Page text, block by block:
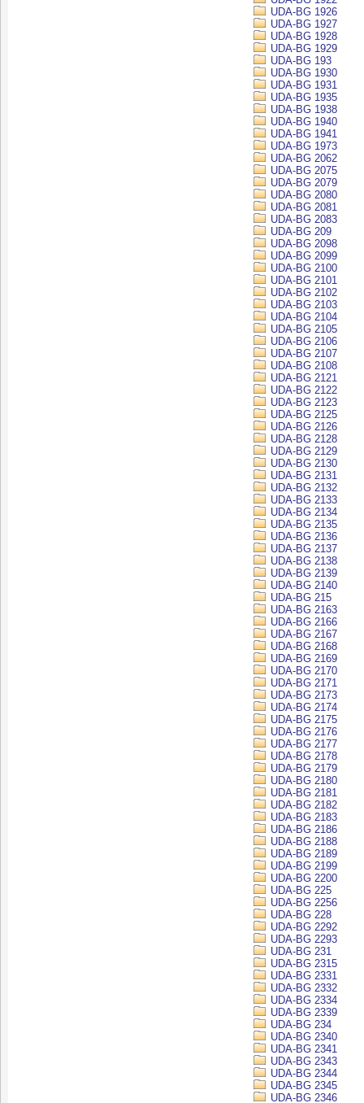
UDA-BG 1926
UDA-BG 1927
UDA-BG 1928
UDA-BG 1929
UDA-BG 193
UDA-BG 1930
UDA-BG 1931
UDA-BG 1935
UDA-BG 1938
UDA-BG 1940
UDA-BG 1941
UDA-BG 1973
UDA-BG 2062
UDA-BG 2075
UDA-BG 2079
UDA-BG 2080
UDA-BG 2081
UDA-BG 2083
UDA-BG 209
UDA-BG 2098
UDA-BG 2099
UDA-BG 2100
UDA-BG 2101
UDA-BG 2102
UDA-BG 2103
UDA-BG 2104
UDA-BG 2105
UDA-BG 2106
UDA-BG 2107
UDA-BG 2108
UDA-BG 2121
UDA-BG 2122
UDA-BG 2123
UDA-BG 2125
UDA-BG 2126
UDA-BG 2128
UDA-BG 2129
UDA-BG 2130
UDA-BG 2131
UDA-BG 2132
UDA-BG 2133
UDA-BG 2134
UDA-BG 2135
UDA-BG 2136
UDA-BG 2137
UDA-BG 2138
UDA-BG 2139
UDA-BG 2140
UDA-BG 215
UDA-BG 2163
UDA-BG 2166
UDA-BG 2167
UDA-BG 2168
UDA-BG 2169
UDA-BG 2170
UDA-BG 2171
UDA-BG 2173
UDA-BG 2174
UDA-BG 2175
UDA-BG 2176
UDA-BG 2177
UDA-BG 2178
UDA-BG 2179
UDA-BG 2180
UDA-BG 2181
UDA-BG 2182
UDA-BG 2183
UDA-BG 2186
UDA-BG 2188
UDA-BG 2189
UDA-BG 2199
UDA-BG 2200
UDA-BG 225
UDA-BG 2256
UDA-BG 228
UDA-BG 2292
UDA-BG 2293
UDA-BG 231
UDA-BG 2315
UDA-BG 2331
UDA-BG 2332
UDA-BG 2334
UDA-BG 2339
UDA-BG 234
UDA-BG 2340
UDA-BG 2341
UDA-BG 2343
UDA-BG 2344
UDA-BG 2345
UDA-BG 2346